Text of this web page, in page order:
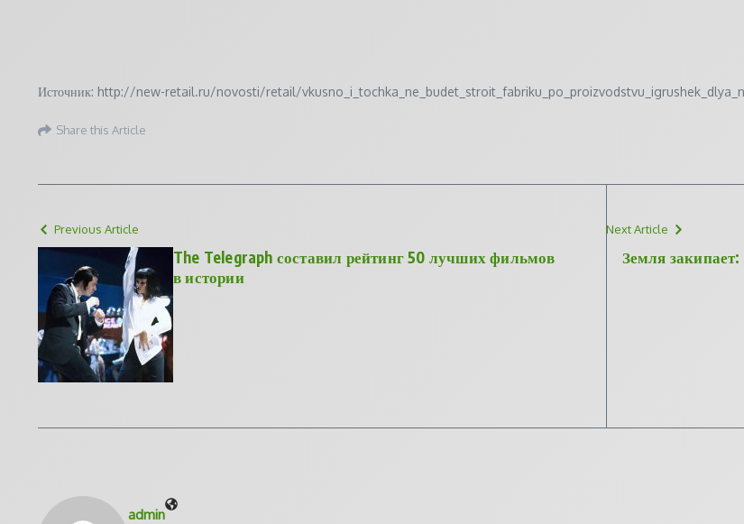
Источник: http://new-retail.ru/novosti/retail/
Share this Article
Previous Article
The Telegraph составил рейтинг 50 лучших фильмов
в истории
Next Article
Земля
admin